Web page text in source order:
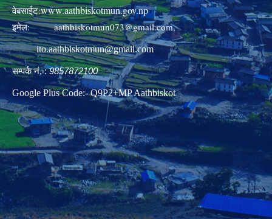
वेबसाईट:www.aathbiskotmun.gov.np
इमेल:aathbiskotmun073@gmail.com,
ito.aathbiskotmun@gmail.com
सम्पर्क नं. :9857872100
Google Plus Code:- Q9P2+MP Aathbiskot